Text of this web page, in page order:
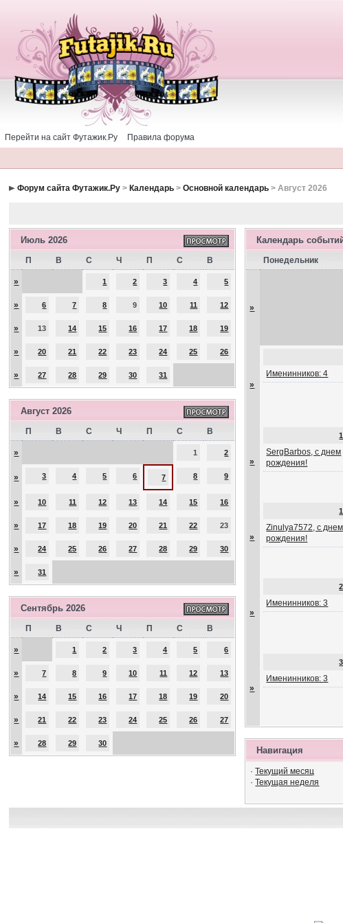
Перейти на сайт Футажик.Ру Правила форума
Форум сайта Футажик.Ру > Календарь >Основной календарь > Август 2026
Июль 2026
П В С Ч П С В
» 1 2 3 4 5
» 6 7 8 9 10 11 12
» 13 14 15 16 17 18 19
» 20 21 22 23 24 25 26
» 27 28 29 30 31
Август 2026
П В С Ч П С В
» 1 2
» 3 4 5 6 7 8 9
» 10 11 12 13 14 15 16
» 17 18 19 20 21 22 23
» 24 25 26 27 28 29 30
» 31
Сентябрь 2026
П В С Ч П С В
» 1 2 3 4 5 6
» 7 8 9 10 11 12 13
» 14 15 16 17 18 19 20
» 21 22 23 24 25 26 27
» 28 29 30
Календарь
Понедельник
»
»
Именинников: 4
»
SergBarbos, с днем
рождения!
»
Zinulya7572, с днем
рождения!
»
Именинников: 3
»
Именинников: 3
Навигация
·Текущий месяц
·Текущая неделя